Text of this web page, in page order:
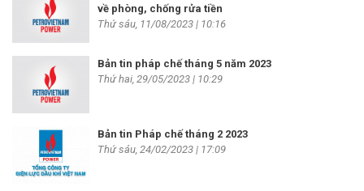
về phòng, chống rửa tiền
Thứ sáu, 11/08/2023 | 10:16
Bản tin pháp chế tháng 5 năm 2023
Thứ hai, 29/05/2023 | 10:29
Bản tin Pháp chế tháng 2 2023
Thứ sáu, 24/02/2023 | 17:09